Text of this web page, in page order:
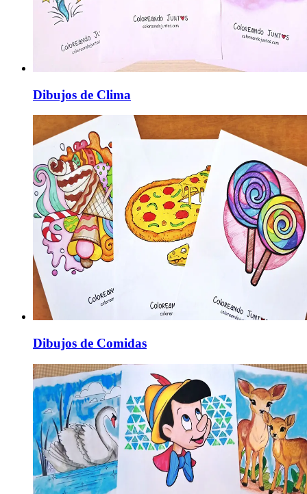
Dibujos de Clima
Dibujos de Comidas